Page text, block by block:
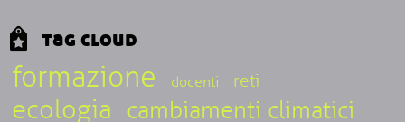
tag cloud
formazione docenti reti
ecologia cambiamenti climatici